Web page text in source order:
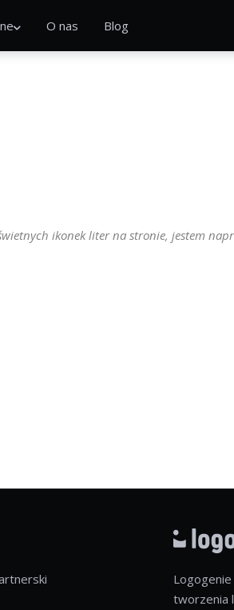
O nas Blog
ikonek liter na stronie, jestem
tworzenia